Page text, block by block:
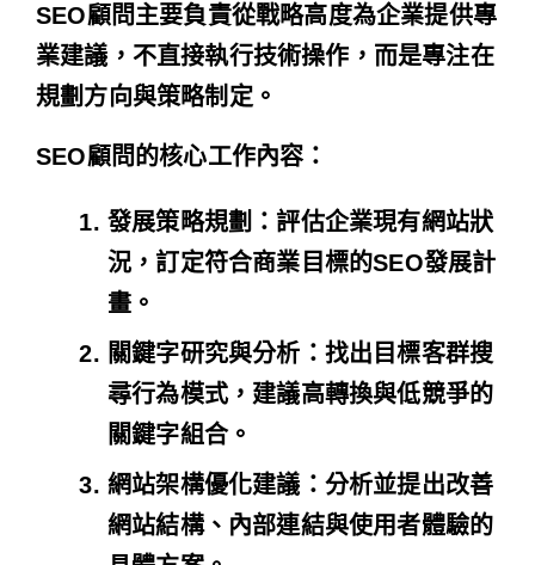
SEO顧問主要負責從戰略高度為企業提供專
業建議，不直接執行技術操作，而是專注在
規劃方向與策略制定。
SEO顧問的核心工作內容：
發展策略規劃 ：評估企業現有網站狀
況，訂定符合商業目標的SEO發展計
畫。
關鍵字研究與分析 ：找出目標客群搜
尋行為模式，建議高轉換與低競爭的
關鍵字組合。
網站架構優化建議 ：分析並提出改善
網站結構、內部連結與使用者體驗的